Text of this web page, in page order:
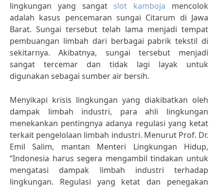
lingkungan yang sangat slot kamboja mencolok
adalah kasus pencemaran sungai Citarum di Jawa
Barat. Sungai tersebut telah lama menjadi tempat
pembuangan limbah dari berbagai pabrik tekstil di
sekitarnya. Akibatnya, sungai tersebut menjadi
sangat tercemar dan tidak lagi layak untuk
digunakan sebagai sumber air bersih.
Menyikapi krisis lingkungan yang diakibatkan oleh
dampak limbah industri, para ahli lingkungan
menekankan pentingnya adanya regulasi yang ketat
terkait pengelolaan limbah industri. Menurut Prof. Dr.
Emil Salim, mantan Menteri Lingkungan Hidup,
“Indonesia harus segera mengambil tindakan untuk
mengatasi dampak limbah industri terhadap
lingkungan. Regulasi yang ketat dan penegakan